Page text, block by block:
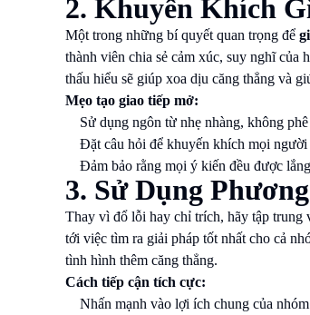
2. Khuyến Khích
Một trong những bí quyết quan trọng để
thành viên chia sẻ cảm xúc, suy nghĩ của
thấu hiểu sẽ giúp xoa dịu căng thẳng và
Mẹo tạo giao tiếp mở:
Sử dụng ngôn từ nhẹ nhàng, không phê
Đặt câu hỏi để khuyến khích mọi người
Đảm bảo rằng mọi ý kiến đều được
3. Sử Dụng
Thay vì đổ lỗi hay chỉ trích, hãy tập trung
tới việc tìm ra giải pháp tốt nhất cho cả
tình hình thêm căng thẳng.
Cách tiếp cận tích cực:
Nhấn mạnh vào lợi ích chung của